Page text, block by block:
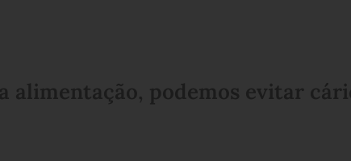
alimentação, podemos evitar